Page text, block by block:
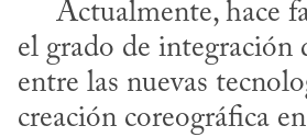
el grado de integración
entre las nuevas
creación coreográfica